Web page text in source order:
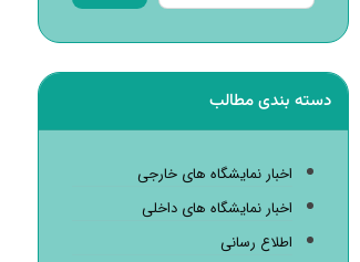
دسته بندی مطالب
اخبار نمایشگاه های خارجی
اخبار نمایشگاه های داخلی
اطلاع رسانی